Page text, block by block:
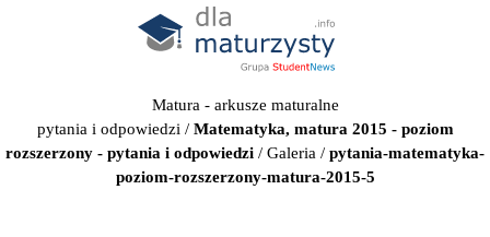
Matura - arkusze maturalne
pytania i odpowiedzi / Matematyka, matura 2015 - poziom
rozszerzony - pytania i odpowiedzi / Galeria / pytania-matematyka-
poziom-rozszerzony-matura-2015-5